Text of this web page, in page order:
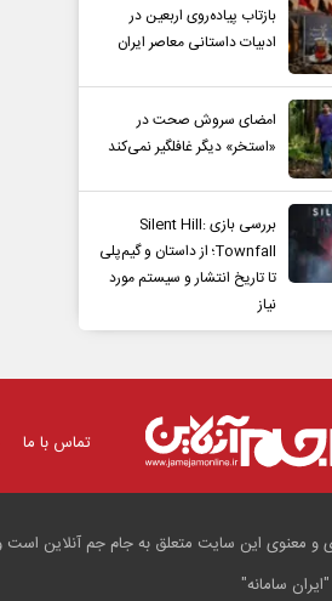
بازتاب پیاده‌روی اربعین در
ادبیات داستانی معاصر ایران
امضای سروش صحت در
«استخر» دیگر غافلگیر نمی‌کند
بررسی بازی Silent Hill:
Townfall؛ از داستان و گیم‌پلی
تا تاریخ انتشار و سیستم مورد
نیاز
تماس با ما
و معنوی این سایت متعلق به جام جم آنلاین است و
"ایران سامانه"